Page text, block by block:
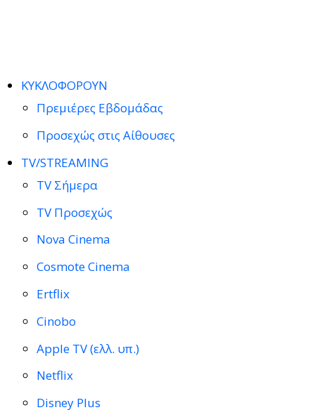
ΚΥΚΛΟΦΟΡΟΥΝ
Πρεμιέρες Εβδομάδας
Προσεχώς στις Αίθουσες
TV/STREAMING
TV Σήμερα
TV Προσεχώς
Nova Cinema
Cosmote Cinema
Ertflix
Cinobo
Apple TV (ελλ. υπ.)
Netflix
Disney Plus